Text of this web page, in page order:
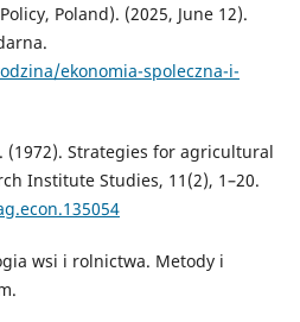
Poland). (2025, June 12).
ekonomia-spoleczna-i-
(1972). Strategies for agricultural
Institute Studies, 11(2), 1–20.
wsi i rolnictwa. Metody i